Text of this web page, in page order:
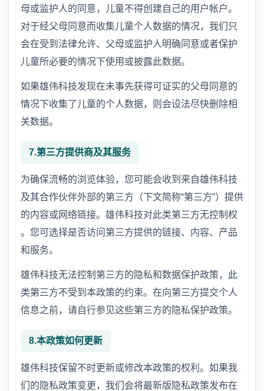
母或监护人的同意，儿童不得创建自己的用户帐户。
对于经父母同意而收集儿童个人数据的情况，我们只
会在受到法律允许、父母或监护人明确同意或者保护
儿童所必要的情况下使用或披露此数据。
如果雄伟科技发现在未事先获得可证实的父母同意的
情况下收集了儿童的个人数据，则会设法尽快删除相
关数据。
7.第三方提供商及其服务
为确保流畅的浏览体验，您可能会收到来自雄伟科技
及其合作伙伴外部的第三方（下文简称“第三方”）提供
的内容或网络链接。雄伟科技对此类第三方无控制权
。您可选择是否访问第三方提供的链接、内容、产品
和服务。
雄伟科技无法控制第三方的隐私和数据保护政策，此
类第三方不受到本政策的约束。在向第三方提交个人
信息之前，请自行参见这些第三方的隐私保护政策。
8.本政策如何更新
雄伟科技保留不时更新或修改本政策的权利。如果我
们的隐私政策变更，我们会将最新版隐私政策发布在